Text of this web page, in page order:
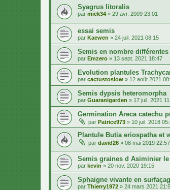
Syagrus litoralis
par mick34 » 29 avr. 2009 23:01
essai semis
par Kaewen » 24 juil. 2021 08:15
Semis en nombre différentes
par Emzero » 13 sept. 2021 18:47
Evolution plantules
par cactustoslow » 12 août 2021
Semis dypsis heteromorpha
par Guaranigarden » 17 juil. 2021
Germination Areca catechu
par Patrice973 » 10 juil. 2018
Plantule Butia eriospatha et
par david26 » 08 mai 2019 22:57
Semis graines d Asiminier le
par kevin » 20 nov. 2020 19:15
Sphaigne vivante en
par Thierry1972 » 24 mars 2021